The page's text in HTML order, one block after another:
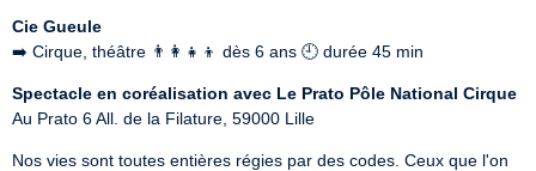
Cie Gueule
➡️ Cirque, théâtre 👨‍👩‍👧‍👦 dès 6 ans 🕘 durée 45 min
Spectacle en coréalisation avec Le Prato Pôle National Cirque
Au Prato 6 All. de la Filature, 59000 Lille
Nos vies sont toutes entières régies par des codes. Ceux que l'on